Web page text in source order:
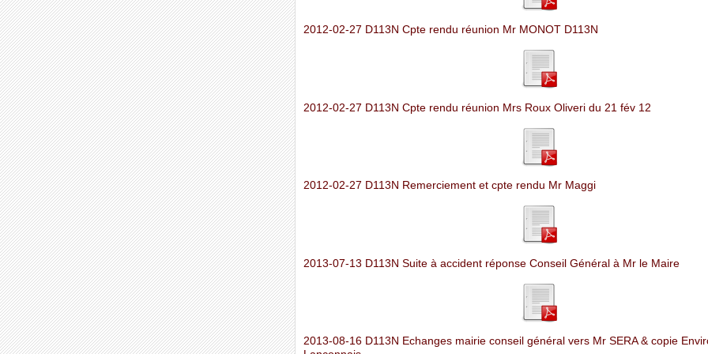
2012-02-27 D113N Cpte rendu réunion Mr MONOT D113N
2012-02-27 D113N Cpte rendu réunion Mrs Roux Oliveri du 21 fév 12
2012-02-27 D113N Remerciement et cpte rendu Mr Maggi
2013-07-13 D113N Suite à accident réponse Conseil Général à Mr le Maire
2013-08-16 D113N Echanges mairie conseil général vers Mr SERA & copie